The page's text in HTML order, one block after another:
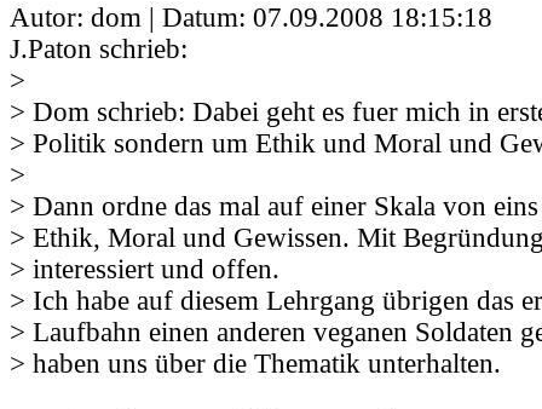
Autor: dom | Datum: 07.09.2008 18:15:18
J.Paton schrieb:
>
> Dom schrieb: Dabei geht es fuer mich in
> Politik sondern um Ethik und Moral und
>
> Dann ordne das mal auf einer Skala von
> Ethik, Moral und Gewissen. Mit
> interessiert und offen.
> Ich habe auf diesem Lehrgang übrigen das
> Laufbahn einen anderen veganen Soldaten
> haben uns über die Thematik unterhalten.